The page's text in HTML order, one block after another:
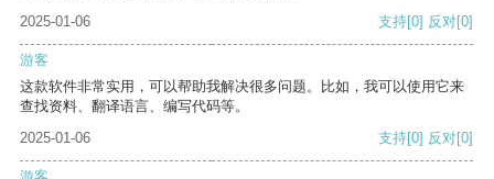
2025-01-06
支持[0] 反对[0]
游客
这款软件非常实用，可以帮助我解决很多问题。比如，我可以使用它来
查找资料、翻译语言、编写代码等。
2025-01-06
支持[0] 反对[0]